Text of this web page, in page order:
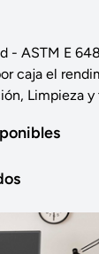
- ASTM E
caja el
Limpieza y